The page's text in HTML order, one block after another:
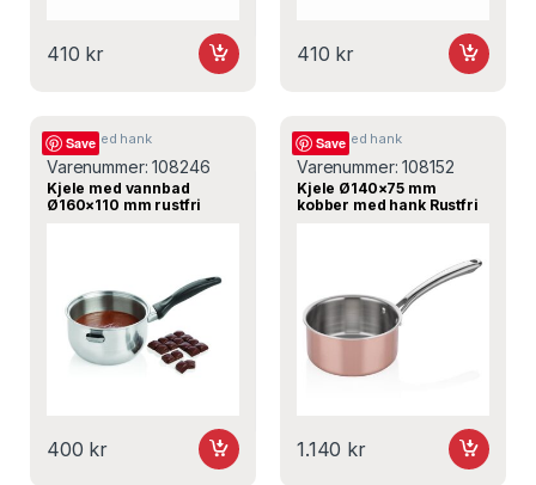
410 kr 410 kr
Save
Kjeler med hank
Varenummer:108246
Kjele med vannbad
Ø160×110 mm rustfri
400 kr
Save
Kjeler med hank
Varenummer:108152
Kjele Ø140×75 mm
kobber med hank Rustfri
1.140 kr